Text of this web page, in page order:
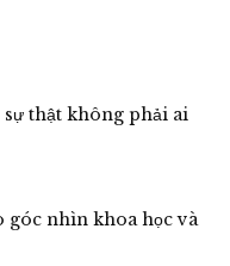
thật không phải ai
góc nhìn khoa học và